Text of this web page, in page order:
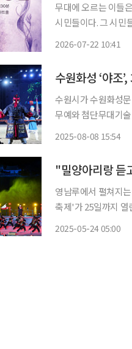
무대에 오르는 이들
시민들이다. 그 시민
2026-07-22 10:41
수원화성 ‘야조
수원시가 수원화성
무예와 첨단무대기술
2025-08-08 15:54
영남루에서 펼쳐지
축제'가 25일까지 열린다. 경남 밀양시 대표 행사인 이 축제는 '함께 만드
2025-05-24 05:00